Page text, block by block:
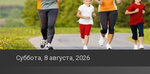
Суббота, 8 августа, 2026